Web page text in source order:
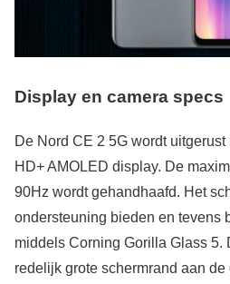
Display en camera specs
De Nord CE 2 5G wordt uitgerust
HD+ AMOLED display. De
90Hz wordt gehandhaafd. Het
ondersteuning bieden en tevens
middels Corning Gorilla Glass 5.
redelijk grote schermrand aan